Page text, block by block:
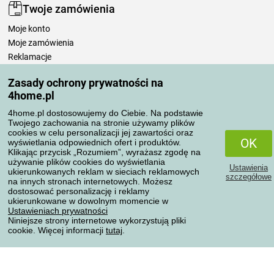
Zasady ochrony prywatności na
4home.pl
4home.pl dostosowujemy do Ciebie. Na podstawie
Twojego zachowania na stronie używamy plików
cookies w celu personalizacji jej zawartości oraz
wyświetlania odpowiednich ofert i produktów.
Klikając przycisk „Rozumiem”, wyrażasz zgodę na
używanie plików cookies do wyświetlania
ukierunkowanych reklam w sieciach reklamowych
na innych stronach internetowych. Możesz
dostosować personalizację i reklamy
ukierunkowane w dowolnym momencie w
Ustawieniach prywatności
Niniejsze strony internetowe wykorzystują pliki
cookie. Więcej informacji tutaj
OK
Ustawienia
szczegółowe
Twoje zamówienia
Moje konto
Moje zamówienia
Reklamacje
Zasady przetwarzania recenzji
Sposoby transportu
Metody płatności
Niezawodny sklep